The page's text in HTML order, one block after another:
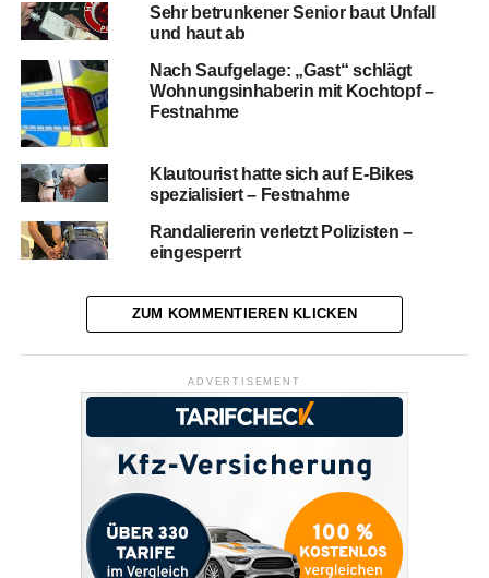
Sehr betrunkener Senior baut Unfall
und haut ab
Nach Saufgelage: „Gast“ schlägt
Wohnungsinhaberin mit Kochtopf –
Festnahme
Klautourist hatte sich auf E-Bikes
spezialisiert – Festnahme
Randaliererin verletzt Polizisten –
eingesperrt
ZUM KOMMENTIEREN KLICKEN
ADVERTISEMENT